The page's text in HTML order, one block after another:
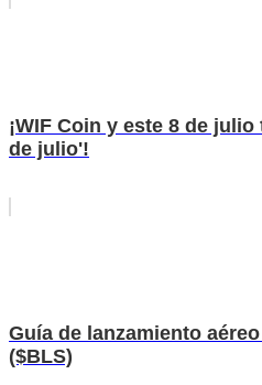
¡WIF Coin y este 8 de
de julio'!
Guía de lanzamiento
($BLS)